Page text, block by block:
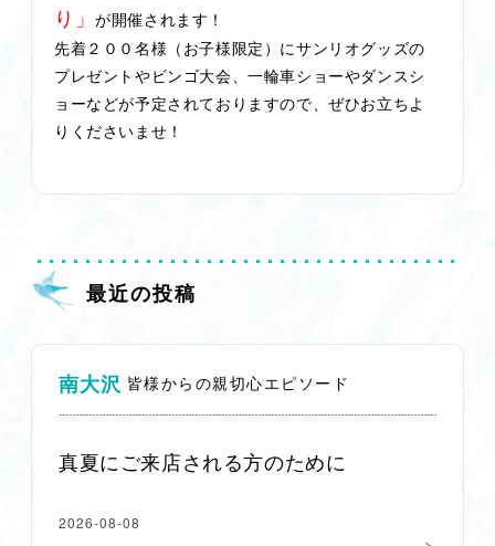
り」が開催されます！
先着２００名様（お子様限定）にサンリオグッズの
プレゼントやビンゴ大会、一輪車ショーやダンスシ
ョーなどが予定されておりますので、ぜひお立ちよ
りくださいませ！
最近の投稿
南大沢 皆様からの親切心エピソード
真夏にご来店される方のために
2026-08-08